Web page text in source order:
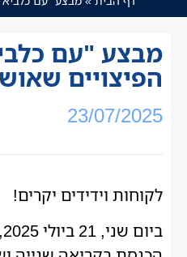
מבצע "עם
הפיצויים
23/07/2025
לקוחות וידידים יקרים!